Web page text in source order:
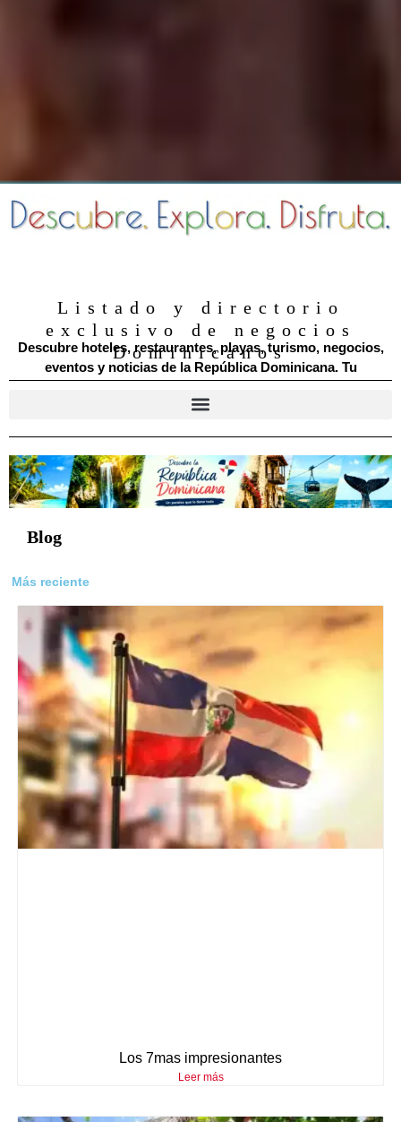
Listado y directorio
exclusivo de negocios
Dominicanos
Descubre hoteles, restaurantes, playas, turismo, negocios,
eventos y noticias de la República Dominicana. Tu
Blog
Más reciente
Los 7mas impresionantes
Leer más